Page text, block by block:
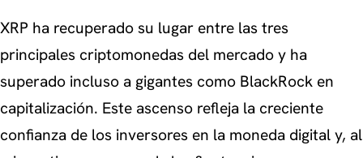
XRP ha recuperado su lugar entre las tres
principales criptomonedas del mercado y ha
superado incluso a gigantes como BlackRock en
capitalización. Este ascenso refleja la creciente
confianza de los inversores en la moneda digital y, al